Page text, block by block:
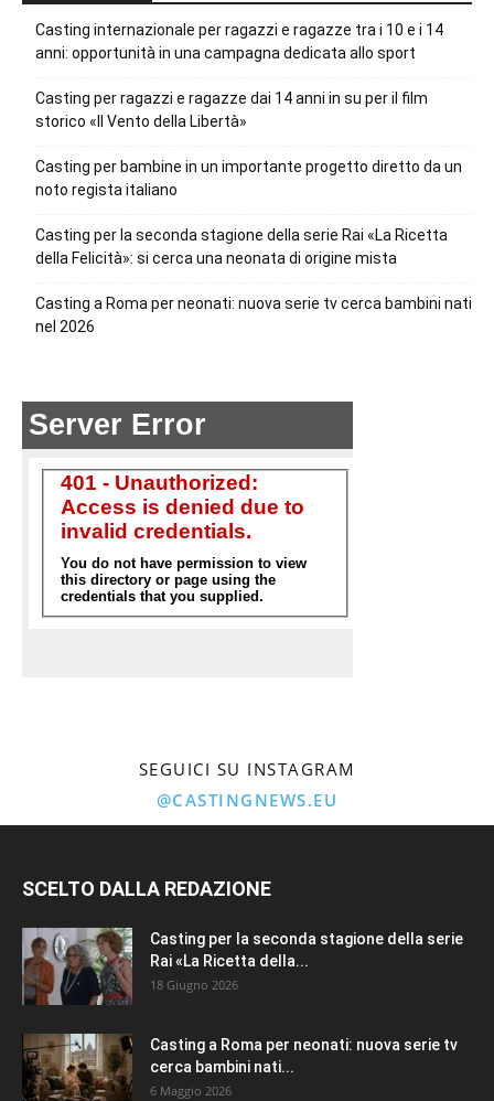
Casting internazionale per ragazzi e ragazze tra i 10 e i 14
anni: opportunità in una campagna dedicata allo sport
Casting per ragazzi e ragazze dai 14 anni in su per il film
storico «Il Vento della Libertà»
Casting per bambine in un importante progetto diretto da un
noto regista italiano
Casting per la seconda stagione della serie Rai «La Ricetta
della Felicità»: si cerca una neonata di origine mista
Casting a Roma per neonati: nuova serie tv cerca bambini nati
nel 2026
SEGUICI SU INSTAGRAM
@CASTINGNEWS.EU
SCELTO DALLA REDAZIONE
Casting per la seconda stagione della serie
Rai «La Ricetta della...
18 Giugno 2026
Casting a Roma per neonati: nuova serie tv
cerca bambini nati...
6 Maggio 2026